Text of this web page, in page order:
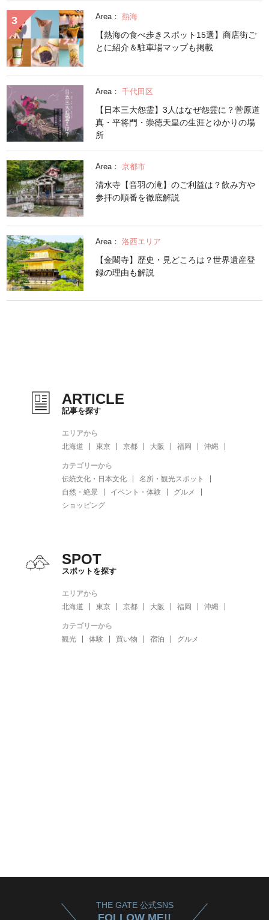
Area： 熱海
【熱海の食べ歩きスポット15選】商店街ご
とに紹介＆駐車場マップも掲載
Area： 千代田区
【日本三大怨霊】3人はなぜ怨霊に？菅原道
真・平将門・崇徳天皇の生涯とゆかりの場
所
Area： 京都市
清水寺【音羽の滝】のご利益は？飲み方や
参拝の順番を徹底解説
Area： 洛西エリア
【金閣寺】歴史・見どころは？世界遺産登
録の理由も解説
ARTICLE
記事を探す
エリアから
北海道
東京 京都 大阪 福岡 沖縄
カテゴリーから
伝統文化・日本文化
名所・観光スポット
自然・絶景
イベント・体験
グルメ
ショッピング
SPOT
スポットを探す
エリアから
北海道
東京 京都 大阪 福岡 沖縄
カテゴリーから
観光
体験 買い物 宿泊 グルメ
THE GATE 公式SNS